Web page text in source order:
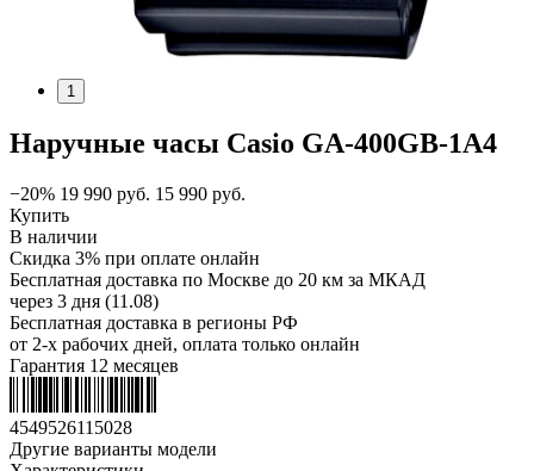
1
Наручные часы Casio GA-400GB-1A4
−20% 19 990 руб. 15 990 руб.
Купить
В наличии
Скидка 3% при оплате онлайн
Бесплатная доставка по Москве до 20 км за МКАД
через 3 дня (11.08)
Бесплатная доставка в регионы РФ
от 2-х рабочих дней, оплата только онлайн
Гарантия 12 месяцев
4549526115028
Другие варианты модели